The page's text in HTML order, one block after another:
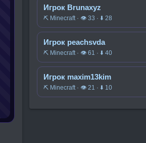
Игрок Brunaxyz
⛏️ Minecraft · 👁 33 · ⬇ 28
Игрок peachsvda
⛏️ Minecraft · 👁 61 · ⬇ 40
Игрок maxim13kim
⛏️ Minecraft · 👁 21 · ⬇ 10